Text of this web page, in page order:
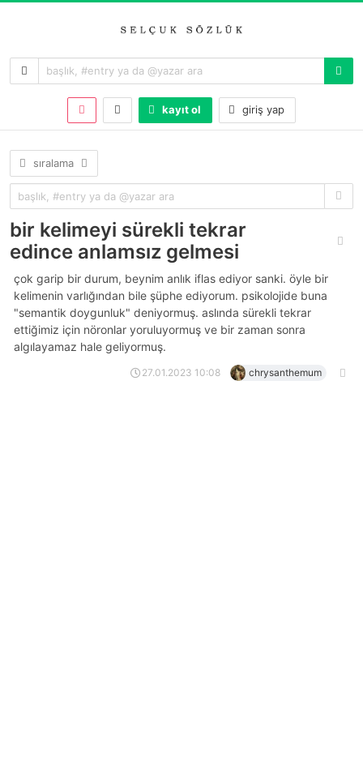
kayıt ol giriş yap
sıralama
bir kelimeyi sürekli tekrar
edince anlamsız gelmesi
çok garip bir durum, beynim anlık iflas ediyor sanki. öyle bir
kelimenin varlığından bile şüphe ediyorum. psikolojide buna
"semantik doygunluk" deniyormuş. aslında sürekli tekrar
ettiğimiz için nöronlar yoruluyormuş ve bir zaman sonra
algılayamaz hale geliyormuş.
27.01.2023 10:08 chrysanthemum